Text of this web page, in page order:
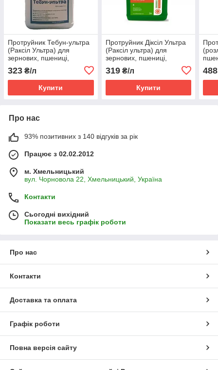
Протруйник Тебун-ультра
(Раксіл Ультра) для
зернових, пшениці,
проса, льону
(Тебуконазол, 60 г/л)
323 ₴/л
Купити
Протруйник Діксіл Ультра
(Раксіл ультра) для
зернових, пшениці,
проса (тебуконазол, 120)
319₴/л
Купити
488
Про нас
93% позитивних з 140 відгуків за рік
Працює з 02.02.2012
м. Хмельницький
вул. Чорновола 22, Хмельницький, Україна
Контакти
Сьогодні вихідний
Показати весь графік роботи
Про нас
Контакти
Доставка та оплата
Графік роботи
Повна версія сайту